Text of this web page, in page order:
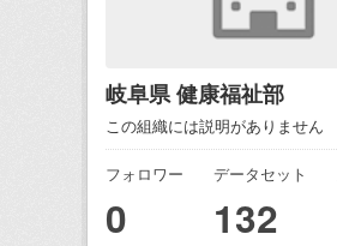
岐阜県 健康福祉部
この組織には説明がありません
フォロワー
0
データセット
132